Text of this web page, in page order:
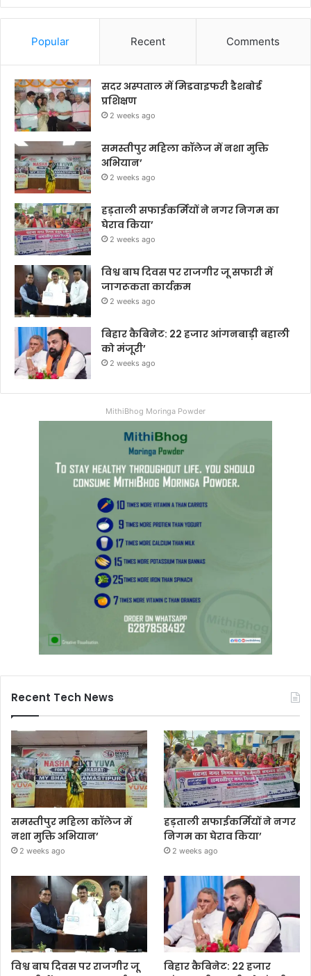
Popular Recent Comments
सदर अस्पताल में मिडवाइफरी डैशबोर्ड
प्रशिक्षण
2 weeks ago
समस्तीपुर महिला कॉलेज में नशा मुक्ति
अभियान’
2 weeks ago
हड़ताली सफाईकर्मियों ने नगर निगम का
घेराव किया’
2 weeks ago
विश्व बाघ दिवस पर राजगीर जू सफारी में
जागरूकता कार्यक्रम
2 weeks ago
बिहार कैबिनेट: 22 हजार आंगनबाड़ी बहाली
को मंजूरी’
2 weeks ago
MithiBhog Moringa Powder
Recent Tech News
समस्तीपुर महिला कॉलेज में
नशा मुक्ति अभियान’
2 weeks ago
हड़ताली सफाईकर्मियों ने नगर
निगम का घेराव किया’
2 weeks ago
विश्व बाघ दिवस पर राजगीर जू
बिहार कैबिनेट: 22 हजार